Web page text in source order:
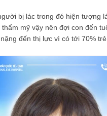
bị lác trong đó hiện tượng
mỹ vậy nên đợi con đến
đến thị lực vì có tới 70%